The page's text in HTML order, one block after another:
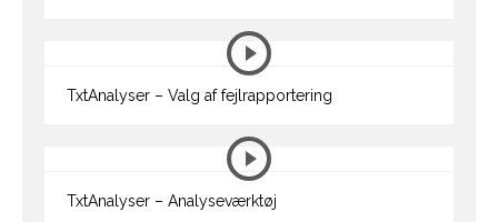
TxtAnalyser – Valg af fejlrapportering
TxtAnalyser – Analyseværktøj